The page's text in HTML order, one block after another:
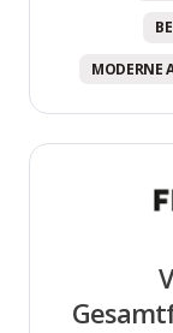
MODERNE